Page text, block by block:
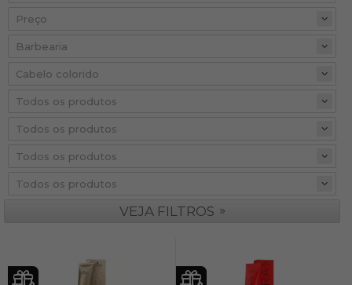
Preço
VEJA FILTROS »